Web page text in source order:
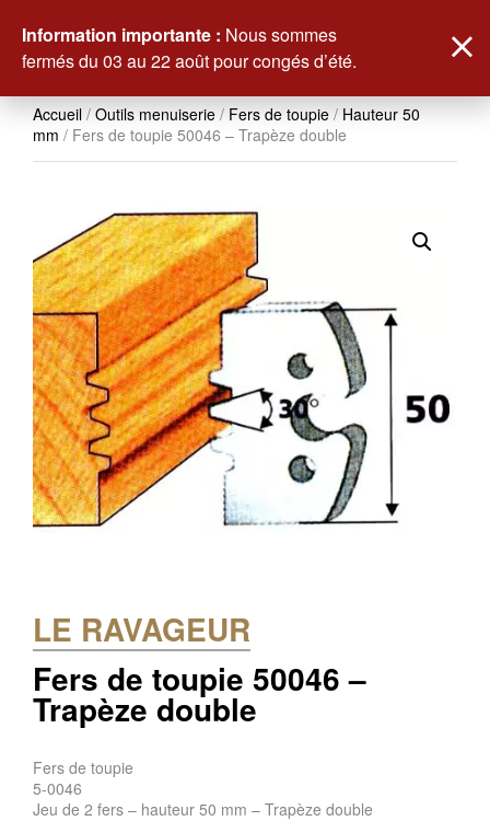
Accueil / Outils menuiserie / Fers de toupie / Hauteur 50
mm / Fers de toupie 50046 – Trapèze double
LE RAVAGEUR
Fers de toupie 50046 –
Trapèze double
Fers de toupie
5-0046
Jeu de 2 fers – hauteur 50 mm – Trapèze double
Information importante : Nous sommes
fermés du 03 au 22 août pour congés d’été.